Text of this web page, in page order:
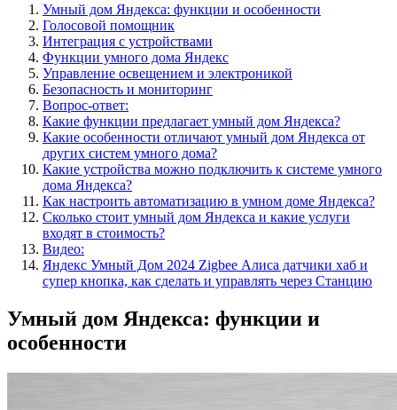
Умный дом Яндекса: функции и особенности
Голосовой помощник
Интеграция с устройствами
Функции умного дома Яндекс
Управление освещением и электроникой
Безопасность и мониторинг
Вопрос-ответ:
Какие функции предлагает умный дом Яндекса?
Какие особенности отличают умный дом Яндекса от
других систем умного дома?
Какие устройства можно подключить к системе умного
дома Яндекса?
Как настроить автоматизацию в умном доме Яндекса?
Сколько стоит умный дом Яндекса и какие услуги
входят в стоимость?
Видео:
Яндекс Умный Дом 2024 Zigbee Алиса датчики хаб и
супер кнопка, как сделать и управлять через Станцию
Умный дом Яндекса: функции и
особенности